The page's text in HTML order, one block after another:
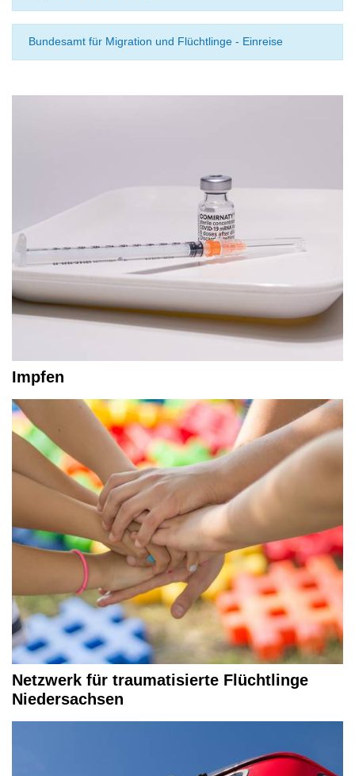
Bundesamt für Migration und Flüchtlinge - Einreise
Impfen
Netzwerk für traumatisierte Flüchtlinge
Niedersachsen